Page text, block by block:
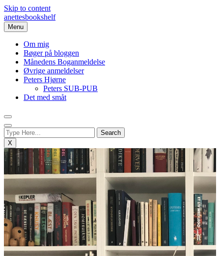
Skip to content
anettesbookshelf
Menu
Om mig
Bøger på bloggen
Månedens Boganmeldelse
Øvrige anmeldelser
Peters Hjørne
Peters SUB-PUB
Det med småt
X